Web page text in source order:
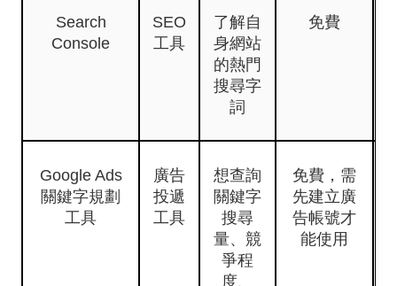
Search
Console
SEO
工具
了解自
身網站
的熱門
搜尋字
詞
免費
Google Ads
關鍵字規劃
工具
廣告
投遞
工具
想查詢
關鍵字
搜尋
量、競
爭程
度、
免費，需
先建立廣
告帳號才
能使用